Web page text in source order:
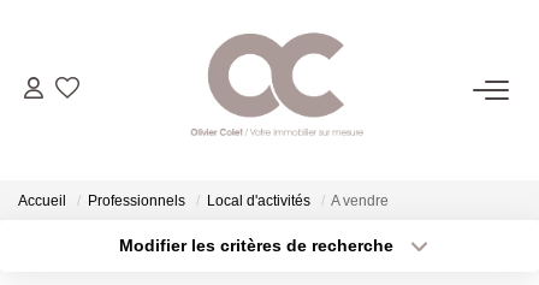
06.14.98.69.34
ACHETER
Accueil Professionnels Local d'activités A vendre
Modifier les critères de recherche